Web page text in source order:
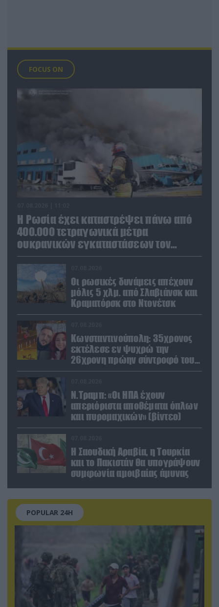
FOCUS ON
Η Ρωσία έχει καταστρέψει πάνω από
400.000 τετραγωνικά μέτρα
ουκρανικών εγκαταστάσεων τον
Ιούλιο
Οι ρωσικές δυνάμεις απέχουν
μόλις 5 χλμ. από Σλαβιάνσκ και
Κραματόρσκ στο Ντονέτσκ
Κωνσταντινούπολη: 35χρονος
εκτέλεσε εν ψυχρώ την
26χρονη πρώην σύντροφό του
έξω από φαρμακείο (βίντεο)
Ν.Τραμπ: «Οι ΗΠΑ έχουν
απεριόριστα αποθέματα όπλων
και πυρομαχικών» (βίντεο)
Η Σαουδική Αραβία, η Τουρκία
και το Πακιστάν θα υπογράψουν
συμφωνία αμοιβαίας άμυνας
POPULAR 24H